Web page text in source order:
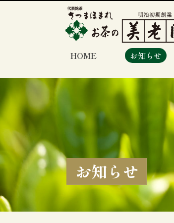
HOME お知らせ
お知らせ